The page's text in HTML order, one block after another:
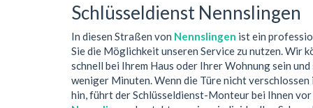
Schlüsseldienst Nennslingen
In diesen Straßen von Nennslingen ist ein
Sie die Möglichkeit unseren Service zu nutzen. Wir
schnell bei Ihrem Haus oder Ihrer Wohnung sein
weniger Minuten. Wenn die Türe nicht
hin, führt der Schlüsseldienst-Monteur bei Ihnen